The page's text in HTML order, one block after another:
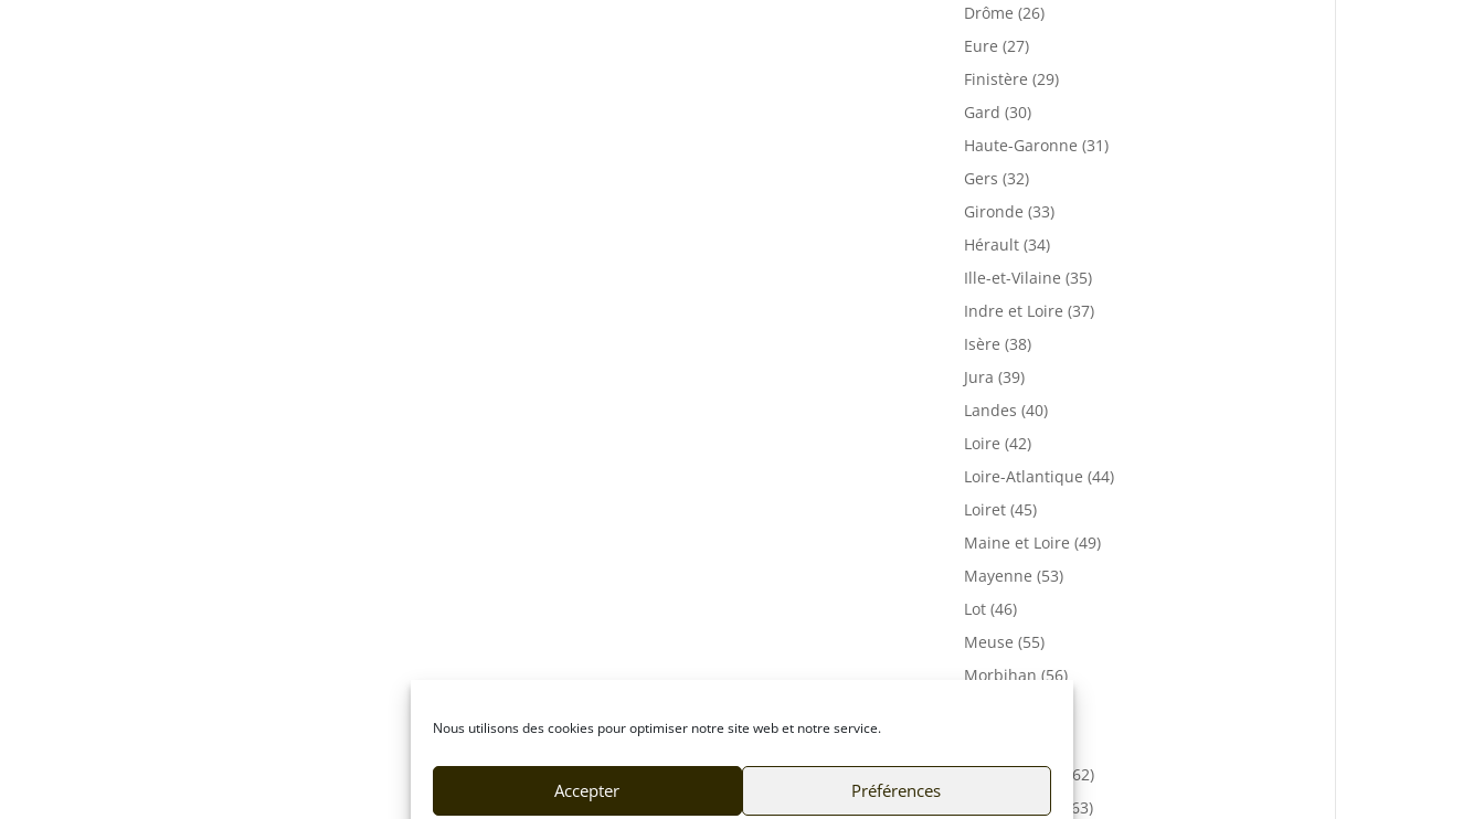
Nous utilisons des cookies pour optimiser notre site web et notre service.
Accepter Préférences
Drôme (26)
Eure (27)
Finistère (29)
Gard (30)
Haute-Garonne (31)
Gers (32)
Gironde (33)
Hérault (34)
Ille-et-Vilaine (35)
Indre et Loire (37)
Isère (38)
Jura (39)
Landes (40)
Loire (42)
Loire-Atlantique (44)
Loiret (45)
Maine et Loire (49)
Mayenne (53)
Lot (46)
Meuse (55)
Morbihan (56)
Pas-de-Calais (62)
Puy De Dôme (63)